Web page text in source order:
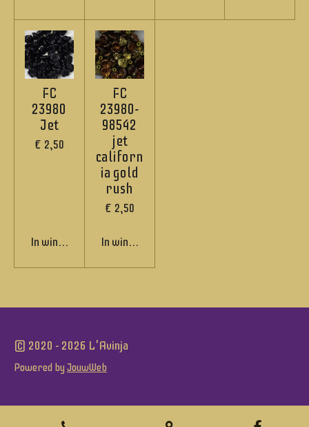
FC
23980
Jet
€ 2,50
In winkelwagen
FC
23980-
98542
jet
californ
ia gold
rush
€ 2,50
In winkelwagen
© 2020 - 2026 L'Avinja
Powered by JouwWeb